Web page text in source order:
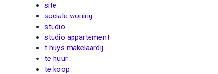
site
sociale woning
studio
studio appartement
t huys makelaardij
te huur
te koop